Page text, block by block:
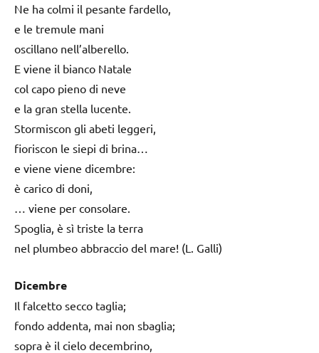
Ne ha colmi il pesante fardello,
e le tremule mani
oscillano nell’alberello.
E viene il bianco Natale
col capo pieno di neve
e la gran stella lucente.
Stormiscon gli abeti leggeri,
fioriscon le siepi di brina…
e viene viene dicembre:
è carico di doni,
… viene per consolare.
Spoglia, è sì triste la terra
nel plumbeo abbraccio del mare! (L. Galli)
Dicembre
Il falcetto secco taglia;
fondo addenta, mai non sbaglia;
sopra è il cielo decembrino,